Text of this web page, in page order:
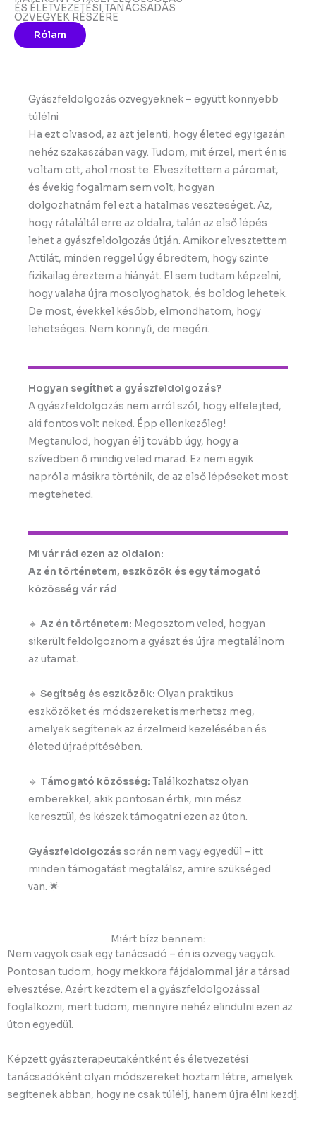
ÉS ÉLETVEZETÉSI TANÁCSADÁS
ÖZVEGYEK RÉSZÉRE
Rólam
Gyászfeldolgozás özvegyeknek – együtt könnyebb
túlélni
Ha ezt olvasod, az azt jelenti, hogy életed egy igazán
nehéz szakaszában vagy. Tudom, mit érzel, mert én is
voltam ott, ahol most te. Elveszítettem a páromat,
és évekig fogalmam sem volt, hogyan
dolgozhatnám fel ezt a hatalmas veszteséget. Az,
hogy rátaláltál erre az oldalra, talán az első lépés
lehet a gyászfeldolgozás útján. Amikor elvesztettem
Attilát, minden reggel úgy ébredtem, hogy szinte
fizikailag éreztem a hiányát. El sem tudtam képzelni,
hogy valaha újra mosolyoghatok, és boldog lehetek.
De most, évekkel később, elmondhatom, hogy
lehetséges. Nem könnyű, de megéri.
Hogyan segíthet a gyászfeldolgozás?
A gyászfeldolgozás nem arról szól, hogy elfelejted,
aki fontos volt neked. Épp ellenkezőleg!
Megtanulod, hogyan élj tovább úgy, hogy a
szívedben ő mindig veled marad. Ez nem egyik
napról a másikra történik, de az első lépéseket most
megteheted.
Mi vár rád ezen az oldalon:
Az én történetem, eszközök és egy támogató
közösség vár rád
🔹 Az én történetem: Megosztom veled, hogyan
sikerült feldolgoznom a gyászt és újra megtalálnom
az utamat.
🔹 Segítség és eszközök: Olyan praktikus
eszközöket és módszereket ismerhetsz meg,
amelyek segítenek az érzelmeid kezelésében és
életed újraépítésében.
🔹 Támogató közösség: Találkozhatsz olyan
emberekkel, akik pontosan értik, min mész
keresztül, és készek támogatni ezen az úton.
Gyászfeldolgozássorán nem vagy egyedül – itt
minden támogatást megtalálsz, amire szükséged
van. 🌟
Miért bízz bennem:
Nem vagyok csak egy tanácsadó – én is özvegy vagyok.
Pontosan tudom, hogy mekkora fájdalommal jár a társad
elvesztése. Azért kezdtem el a gyászfeldolgozással
foglalkozni, mert tudom, mennyire nehéz elindulni ezen az
úton egyedül.
Képzett gyászterapeutakéntként és életvezetési
tanácsadóként olyan módszereket hoztam létre, amelyek
segítenek abban, hogy ne csak túlélj, hanem újra élni kezdj.